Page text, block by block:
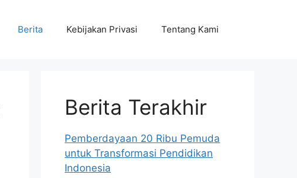
Berita Kebijakan Privasi Tentang Kami
Berita Terakhir
Pemberdayaan 20 Ribu Pemuda
untuk Transformasi Pendidikan
Indonesia